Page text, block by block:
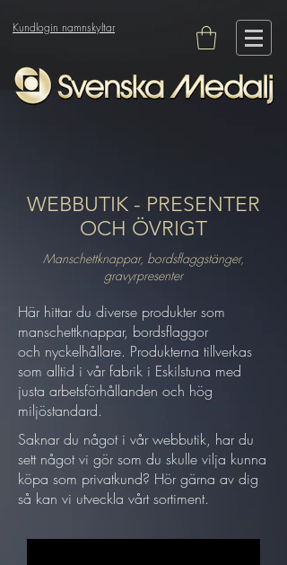
Kundlogin namnskyltar
WEBBUTIK - PRESENTER
OCH ÖVRIGT
Manschettknappar, bordsflaggstänger,
gravyrpresenter
Här hittar du diverse produkter som
manschettknappar, bordsflaggor
och nyckelhållare. Produkterna tillverkas
som alltid i vår fabrik i Eskilstuna med
justa arbetsförhållanden och hög
miljöstandard.
Saknar du något i vår webbutik, har du
sett något vi gör som du skulle vilja kunna
köpa som privatkund? Hör gärna av dig
så kan vi utveckla vårt sortiment.